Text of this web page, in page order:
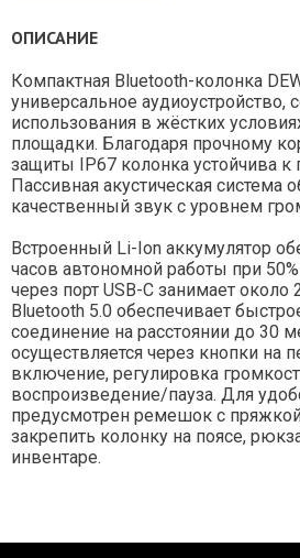
ОПИСАНИЕ
Компактная Bluetooth-колонка
универсальное аудиоустройство,
использования в жёстких
площадки. Благодаря прочному
защиты IP67 колонка устойчива к
Пассивная акустическая система
качественный звук с уровнем
Встроенный Li-Ion аккумулятор
часов автономной работы при
через порт USB-C занимает
Bluetooth 5.0 обеспечивает
соединение на расстоянии до 30
осуществляется через кнопки на
включение, регулировка
воспроизведение/пауза. Для
предусмотрен ремешок с
закрепить колонку на поясе,
инвентаре.